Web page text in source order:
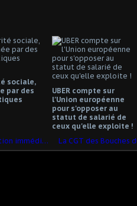
sociale,
par des
UBER compte sur
l'Union européenne
pour s'opposer au
statut de salarié de
ceux qu'elle exploite !
SALAIRES Agir pour une augmentation immédiate des salaires, pensions et de la protection sociale !